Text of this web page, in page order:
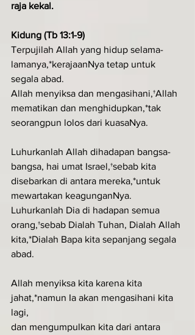
raja kekal.
Kidung (Tb 13:1-9)
Terpujilah Allah yang hidup selama-
lamanya,*kerajaanNya tetap untuk
segala abad.
Allah menyiksa dan mengasihani,†Allah
mematikan dan menghidupkan,*tak
seorangpun lolos dari kuasaNya.
Luhurkanlah Allah dihadapan bangsa-
bangsa, hai umat Israel,†sebab kita
disebarkan di antara mereka,*untuk
mewartakan keagunganNya.
Luhurkanlah Dia di hadapan semua
orang,†sebab Dialah Tuhan, Dialah Allah
kita,*Dialah Bapa kita sepanjang segala
abad.
Allah menyiksa kita karena kita
jahat,*namun Ia akan mengasihani kita
lagi,
dan mengumpulkan kita dari antara